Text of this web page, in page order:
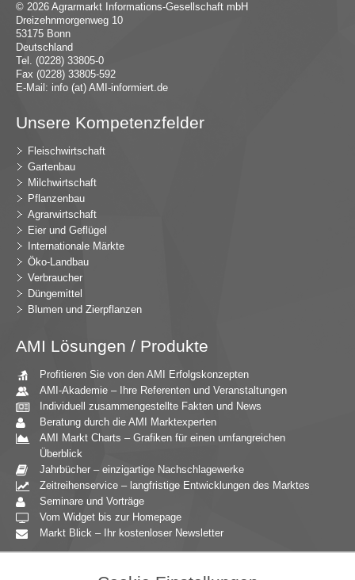
© 2026 Agrarmarkt Informations-Gesellschaft mbH
Dreizehnmorgenweg 10
53175 Bonn
Deutschland
Tel. (0228) 33805-0
Fax (0228) 33805-592
E-Mail: info (at) AMI-informiert.de
Unsere Kompetenzfelder
Fleischwirtschaft
Gartenbau
Milchwirtschaft
Pflanzenbau
Agrarwirtschaft
Eier und Geflügel
Internationale Märkte
Öko-Landbau
Verbraucher
Düngemittel
Blumen und Zierpflanzen
AMI Lösungen / Produkte
Profitieren Sie von den AMI Erfolgskonzepten
AMI-Akademie – Ihre Referenten und Veranstaltungen
Individuell zusammengestellte Fakten und News
Beratung durch die AMI Marktexperten
AMI Markt Charts – Grafiken für einen umfangreichen
Überblick
Jahrbücher – einzigartige Nachschlagewerke
Zeitreihenservice – langfristige Entwicklungen des Marktes
Seminare und Vorträge
Vom Widget bis zur Homepage
Markt Blick – Ihr kostenloser Newsletter